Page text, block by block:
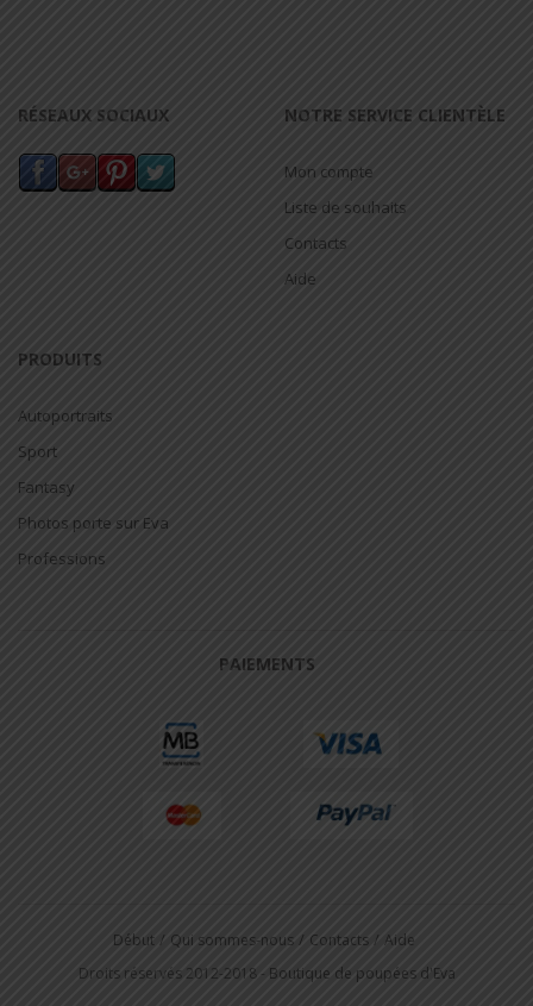
RÉSEAUX SOCIAUX NOTRE SERVICE CLIENTÈLE
Mon compte
Liste de souhaits
Contacts
Aide
PRODUITS
Autoportraits
Sport
Fantasy
Photos porte sur Eva
Professions
PAIEMENTS
Début Qui sommes-nous Contacts
Aide
Droits réservés 2012-2018 - Boutique de poupées d'Eva